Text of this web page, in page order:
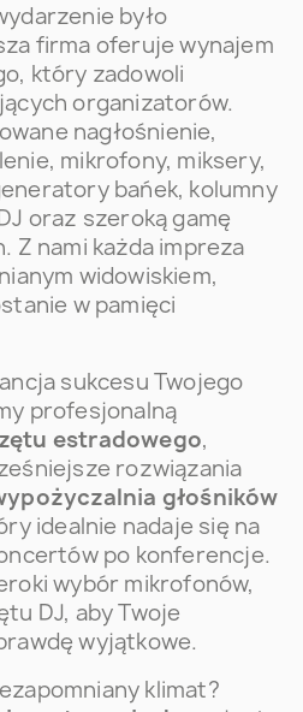
było
firma oferuje wynajem
który zadowoli
organizatorów.
nagłośnienie,
mikrofony, miksery,
bańek, kolumny
oraz szeroką gamę
Z nami każda impreza
widowiskiem,
w pamięci
sukcesu Twojego
profesjonalną
estradowego,
rozwiązania
głośników
idealnie nadaje się na
po konferencje.
wybór mikrofonów,
DJ, aby Twoje
wyjątkowe.
klimat?